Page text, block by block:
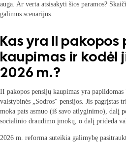
auga. Ar verta atsisakyti šios paramos?
galimus scenarijus.
Kas yra II pakopos
kaupimas ir kodėl
2026 m.?
II pakopos pensijų kaupimas yra papildomas
valstybinės „Sodros“ pensijos. Jis
moka pats asmuo (iš savo atlyginimo), dalį
socialinio draudimo įmokų, o dalį prideda
2026 m. reforma suteikia galimybę